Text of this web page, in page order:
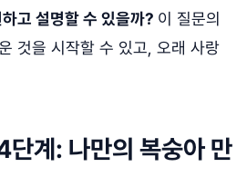
고 설명할 수 있을까? 이 질문의
것을 시작할 수 있고, 오래 사랑
단계: 나만의 복숭아 만